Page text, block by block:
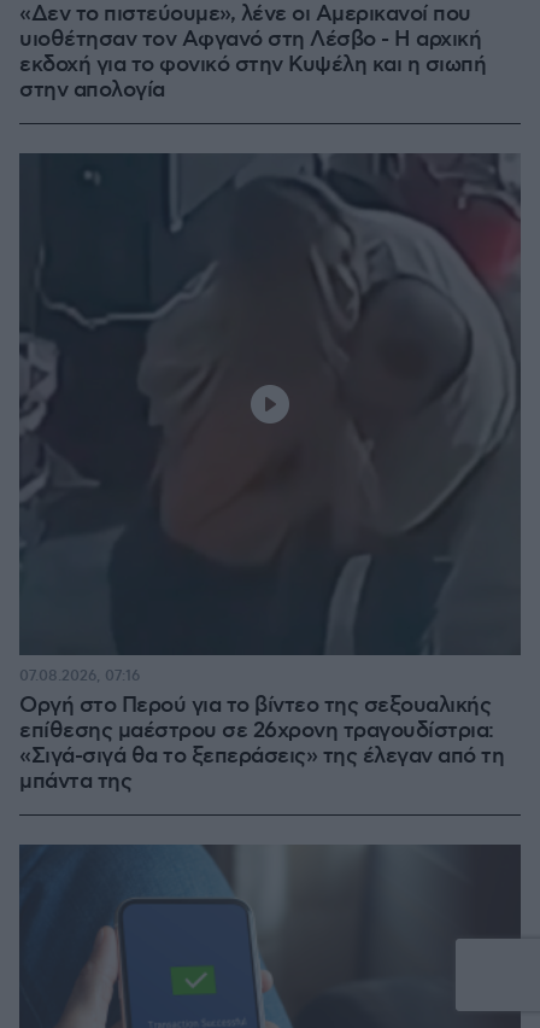
«Δεν το πιστεύουμε», λένε οι Αμερικανοί που
υιοθέτησαν τον Αφγανό στη Λέσβο - Η αρχική
εκδοχή για το φονικό στην Κυψέλη και η σιωπή
στην απολογία
Οργή στο Περού για το βίντεο της σεξουαλικής
επίθεσης μαέστρου σε 26χρονη τραγουδίστρια:
«Σιγά-σιγά θα το ξεπεράσεις» της έλεγαν από τη
μπάντα της
07.08.2026, 07:16